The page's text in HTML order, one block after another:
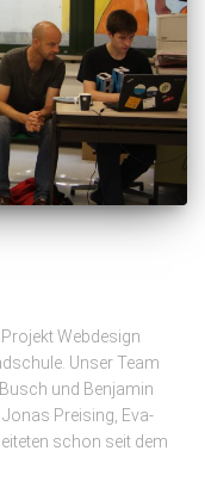
Webdesign
Unser Team
und Benjamin
Preising, Eva-
schon seit dem